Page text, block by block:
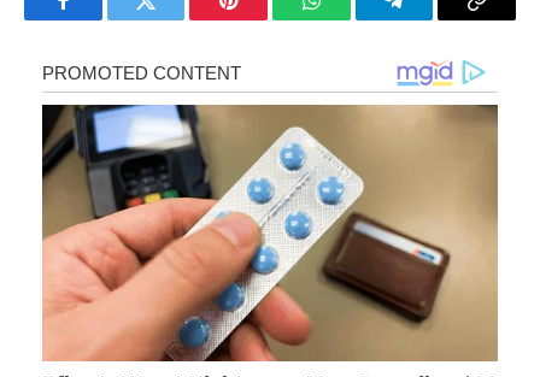
FacebookTwitter Pinterest WhatsAppTelegramCopy